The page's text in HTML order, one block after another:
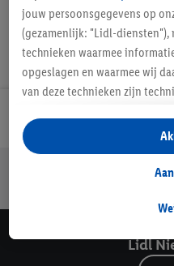
Jouw voordelen bij ons als
Lidl
jouw persoonsgegevens op
(gezamenlijk: "Lidl-diensten"),
technieken waarmee
opgeslagen en waarmee wij
van deze technieken zijn
opslaan van
analyseren van statistieken of
gepersonaliseerde reclame
gegevens over jouw
Als je hier toestemming geeft